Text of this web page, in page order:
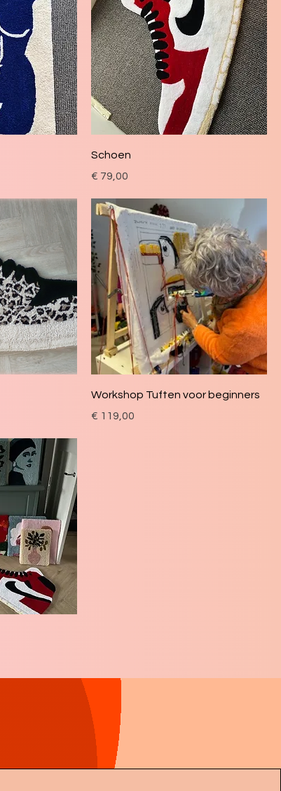
Schoen
Prijs
€ 79,00
Workshop Tuften voor beginners
Prijs
€ 119,00